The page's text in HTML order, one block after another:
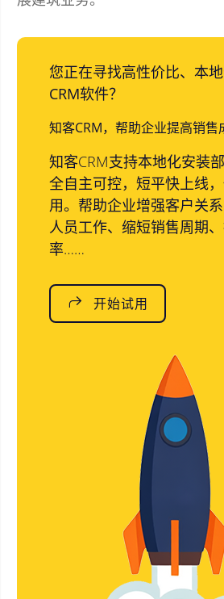
您正在寻找高性价比、本
CRM软件？
知客CRM，帮助企业提高销售
知客CRM支持本地化安装
全自主可控，短平快上线
用。帮助企业增强客户关
人员工作、缩短销售周期
率……
开始试用